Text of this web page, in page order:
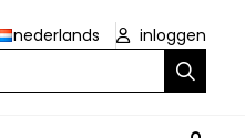
nederlands
inloggen